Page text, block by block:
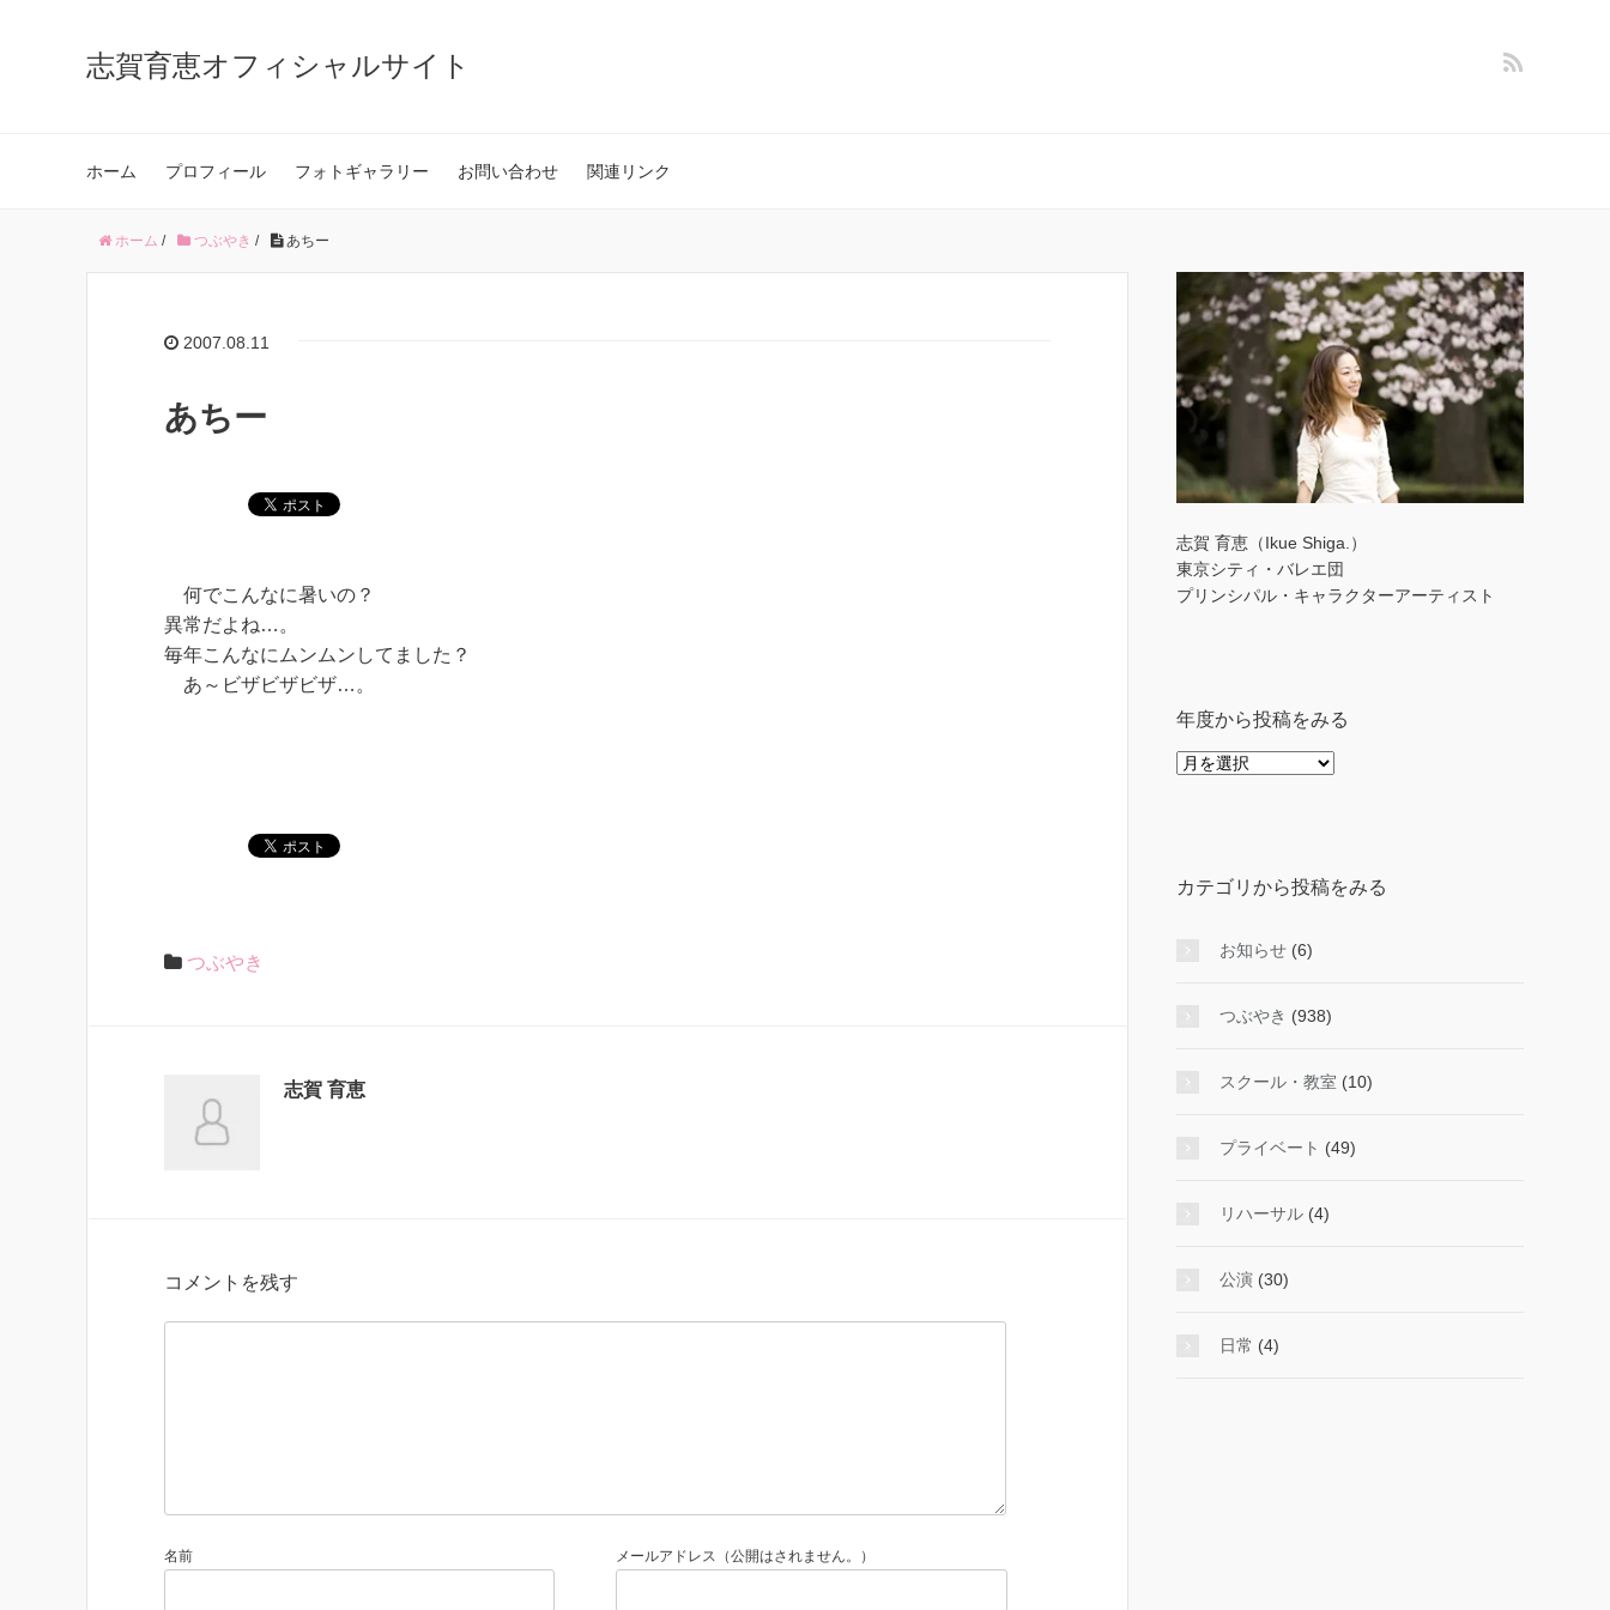
志賀育恵オフィシャルサイト
ホーム プロフィール フォトギャラリー お問い合わせ 関連リンク
ホーム / つぶやき / あちー
2007.08.11
あちー
何でこんなに暑いの？
異常だよね…。
毎年こんなにムンムンしてました？
あ～ビザビザビザ…。
つぶやき
志賀 育恵
コメントを残す
名前 メールアドレス（公開はされません。）
志賀 育恵（Ikue Shiga.）
東京シティ・バレエ団
プリンシパル・キャラクターアーティスト
年度から投稿をみる
年
稿
み
カテゴリから投稿をみる
お知らせ (6)
つぶやき (938)
スクール・教室 (10)
プライベート (49)
リハーサル (4)
公演 (30)
日常 (4)